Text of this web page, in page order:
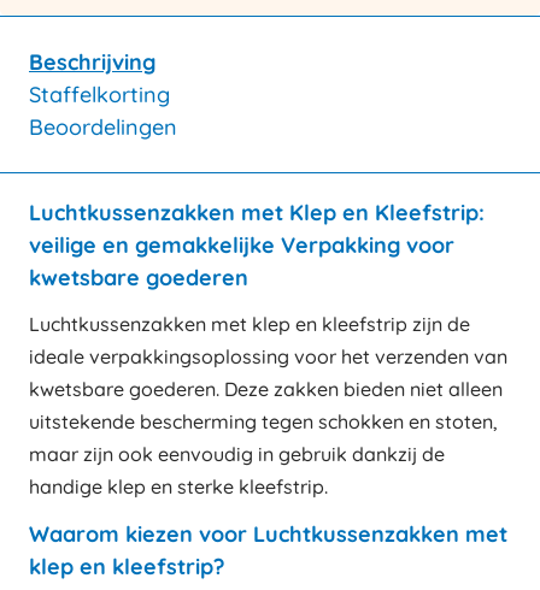
Beschrijving
Staffelkorting
Beoordelingen
Luchtkussenzakken met Klep en Kleefstrip:
veilige en gemakkelijke Verpakking voor
kwetsbare goederen
Luchtkussenzakken met klep en kleefstrip zijn de
ideale verpakkingsoplossing voor het verzenden van
kwetsbare goederen. Deze zakken bieden niet alleen
uitstekende bescherming tegen schokken en stoten,
maar zijn ook eenvoudig in gebruik dankzij de
handige klep en sterke kleefstrip.
Waarom kiezen voor Luchtkussenzakken met
klep en kleefstrip?